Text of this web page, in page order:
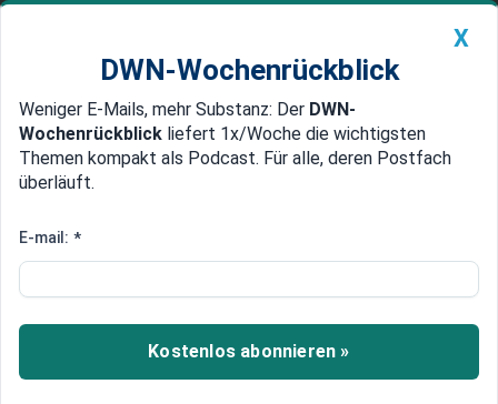
Newsticker MEIN DWN: Geldanlage Premium
Edelmetalle DWN-Magazin China
Tesla-Aktie rutscht ab:
und die Folgen
Eine aktuelle Entwicklung wirft Schatten auf den
Elektroauto-Pionier Tesla: Im ersten Quartal
X
DWN-Wochenrückblick
Weniger E-Mails, mehr Substanz: Der DWN-
Wochenrückblick liefert 1x/Woche die wichtigsten
Themen kompakt als Podcast. Für alle, deren Postfach
überläuft.
E-mail: *
Kostenlos abonnieren »